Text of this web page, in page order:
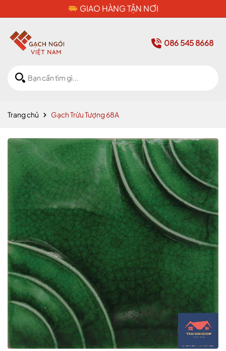
CAM KẾT HÀNG CHÍNH HÃNG
086 545 8668
Trang chủ Gạch Trừu Tượng 68A
Mã giảm giá:
Ngày hết hạn:
Điều kiện: